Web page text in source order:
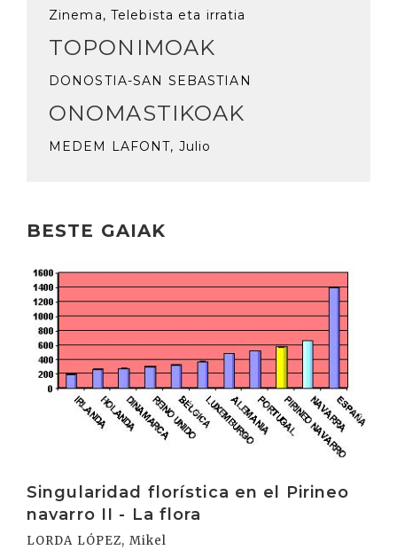
Zinema, Telebista eta irratia
TOPONIMOAK
DONOSTIA-SAN SEBASTIAN
ONOMASTIKOAK
MEDEM LAFONT, Julio
BESTE GAIAK
Singularidad florística en el Pirineo
navarro II - La flora
LORDA LÓPEZ, Mikel
Irakurri